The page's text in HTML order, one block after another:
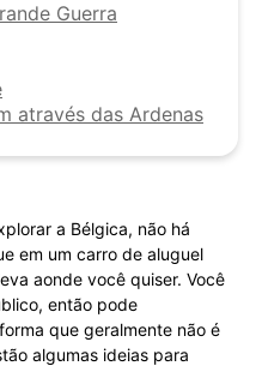
Guerra
através das Ardenas
a Bélgica, não há
em um carro de aluguel
aonde você quiser. Você
então pode
que geralmente não é
algumas ideias para